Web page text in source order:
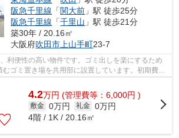
阪急千里線 「関大前 」駅 徒歩25分
阪急千里線 「千里山 」駅 徒歩21分
築30年 / 20.16㎡
大阪府吹田市上山手町23-7
利便性の高い物件です。ゴミ出しを楽にするため
むゴミ置き場を共用部に設置しています。初期費用
けるので、カ...
4.2万円 (管理費等：6,000円 )
敷金 0万円 礼金 0万円
4階 / 1K / 20.16㎡